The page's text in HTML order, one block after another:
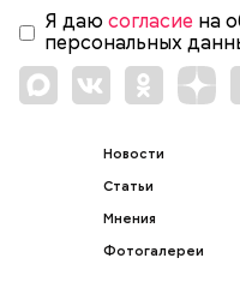
Я даю согласие на
персональных
Новости
Статьи
Мнения
Фотогалереи